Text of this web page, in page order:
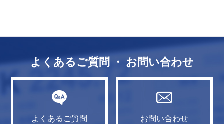
よくあるご質問 ・ お問い合わせ
よくあるご質問 お問い合わせ